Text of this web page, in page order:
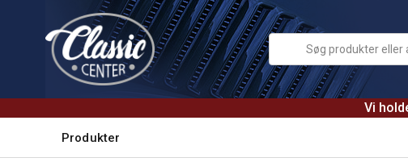
Vi
Produkter